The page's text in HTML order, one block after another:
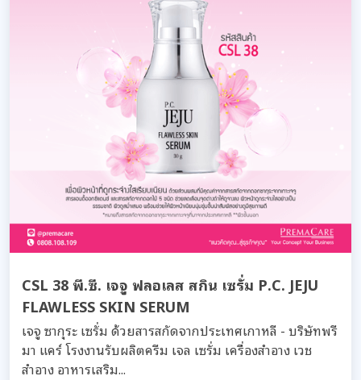
CSL 38 พี.ซี. เจจู ฟลอเลส สกิน เซรั่ม P.C. JEJU
FLAWLESS SKIN SERUM
เจจู ซากุระ เซรั่ม ด้วยสารสกัดจากประเทศเกาหลี - บริษัทพรี
มา แคร์ โรงงานรับผลิตครีม เจล เซรั่ม เครื่องสำอาง เวช
สำอาง อาหารเสริม...